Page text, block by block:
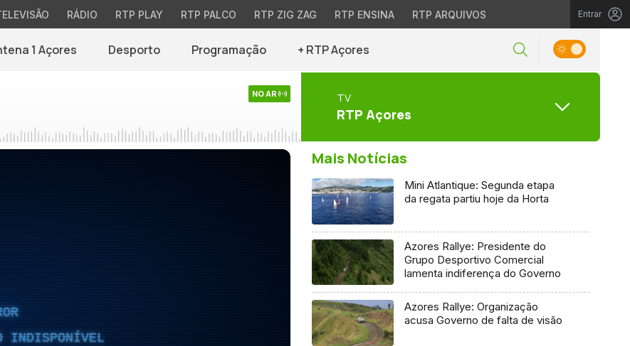
RÁDIO RTP PLAY RTP PALCO RTP ZIG ZAG RTP ENSINA RTP ARQUIVOS Entrar
1 Açores Desporto Programação + RTP Açores
NO AR TV
RTP Açores
INDISPONÍVEL
Mais Notícias
Mini Atlantique: Segunda etapa
da regata partiu hoje da Horta
Azores Rallye: Presidente do
Grupo Desportivo Comercial
lamenta indiferença do Governo
Azores Rallye: Organização
acusa Governo de falta de visão